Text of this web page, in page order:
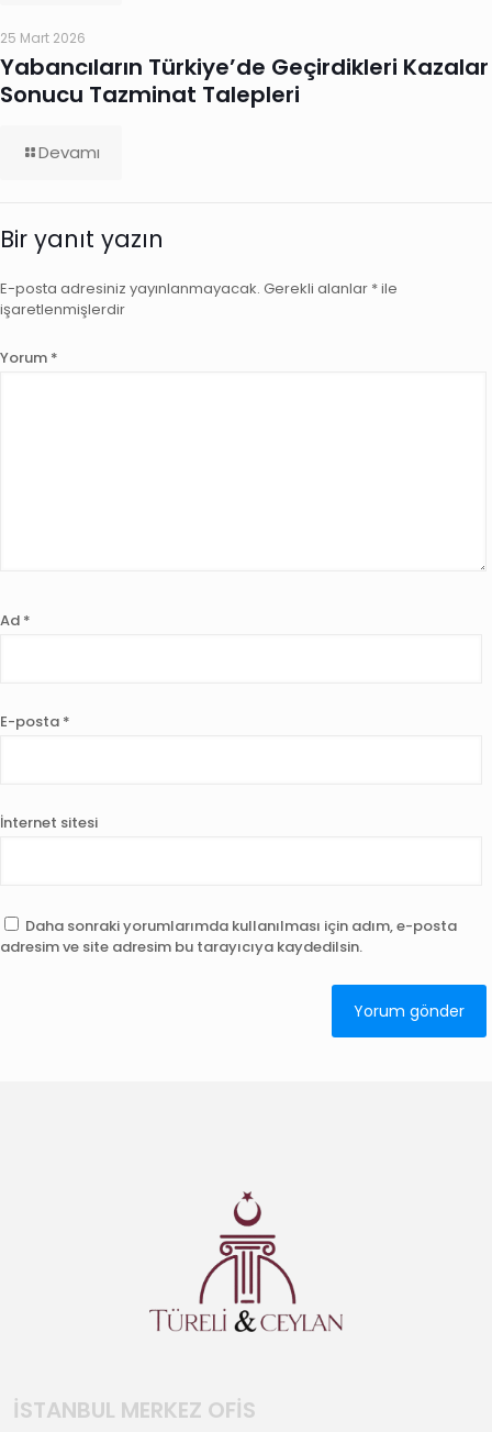
25 Mart 2026
Yabancıların Türkiye’de Geçirdikleri Kazalar
Sonucu Tazminat Talepleri
Devamı
Bir yanıt yazın
E-posta adresiniz yayınlanmayacak. Gerekli alanlar *ile
işaretlenmişlerdir
Yorum *
Ad *
E-posta *
İnternet sitesi
Daha sonraki yorumlarımda kullanılması için adım, e-posta
adresim ve site adresim bu tarayıcıya kaydedilsin.
İSTANBUL MERKEZ OFİS